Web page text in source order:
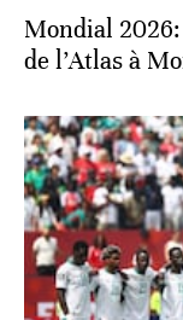
Mondial 2026:
de l’Atlas à